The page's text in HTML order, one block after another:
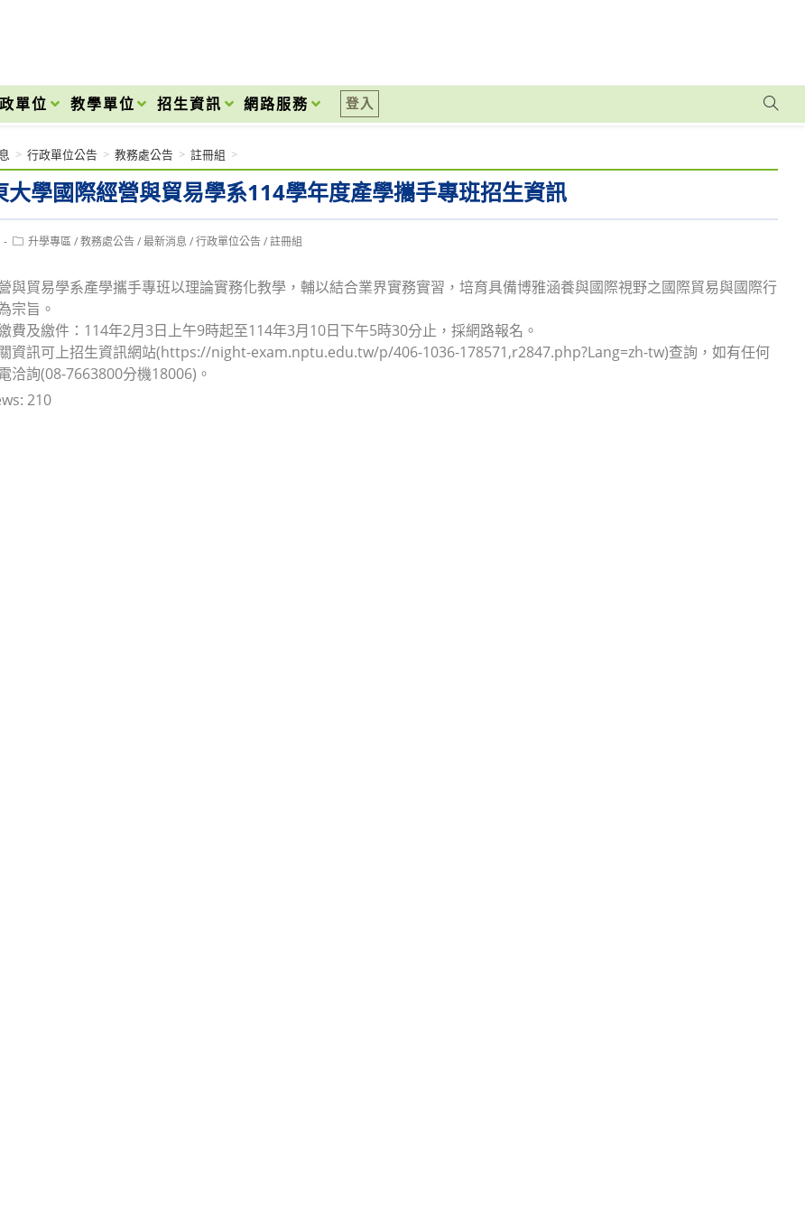
單位 教學單位 招生資訊 網路服務 登入
大學國際經營與貿易學系114學年度產學攜手專班招生資訊
> 行政單位公告 > 教務處公告 > 註冊組 >
Post升學專區 / 教務處公告 / 最新消息 / 行政單位公告 / 註冊組
與貿易學系產學攜手專班以理論實務化教學，輔以結合業界實務實習，培育具備博雅涵養與國際視野之國際貿易與國際行
宗旨。
費及繳件：114年2月3日上午9時起至114年3月10日下午5時30分止，採網路報名。
資訊可上招生資訊網站(https://night-exam.nptu.edu.tw/p/406-1036-178571,r2847.php?Lang=zh-tw)查詢，如有任何
洽詢(08-7663800分機18006)。
210